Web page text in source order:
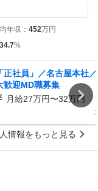
年収： 452万円
34.7%
「正社員」／名古屋本社
歓迎MD職募集
月給27万円〜32万円
情報をもっと見る